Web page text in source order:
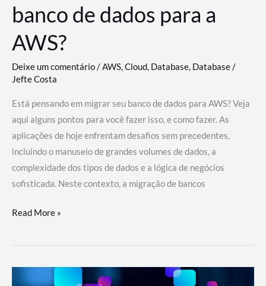
banco de dados para a
AWS?
Deixe um comentário/AWS,Cloud, Database, Database/
Jefte Costa
Está pensando em migrar seu banco de dados para AWS? Veja
aqui alguns pontos para você fazer isso, e como fazer. As
aplicações de hoje enfrentam desafios sem precedentes,
incluindo o manuseio de grandes volumes de dados, a
complexidade dos tipos de dados e a lógica de negócios
sofisticada. Neste contexto, a migração de bancos
Por
migrar
Read More »